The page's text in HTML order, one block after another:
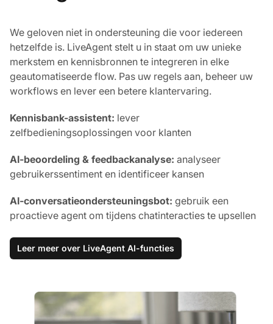
We geloven niet in ondersteuning die voor iedereen
hetzelfde is. LiveAgent stelt u in staat om uw unieke
merkstem en kennisbronnen te integreren in elke
geautomatiseerde flow. Pas uw regels aan, beheer uw
workflows en lever een betere klantervaring.
Kennisbank-assistent: lever
zelfbedieningsoplossingen voor klanten
AI-beoordeling & feedbackanalyse: analyseer
gebruikerssentiment en identificeer kansen
AI-conversatieondersteuningsbot: gebruik een
proactieve agent om tijdens chatinteracties te upsellen
Leer meer over LiveAgent AI-functies